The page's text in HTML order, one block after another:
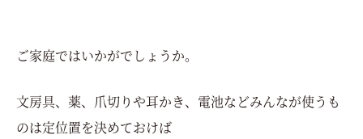
ご家庭ではいかがでしょうか。
文房具、薬、爪切りや耳かき、電池などみんなが使うも
のは定位置を決めておけば